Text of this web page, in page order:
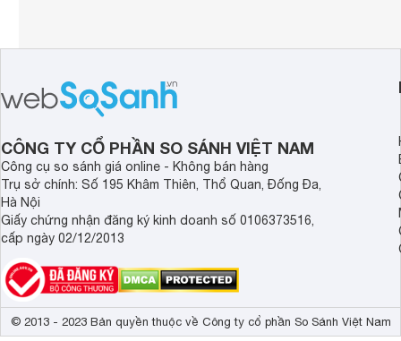
CÔNG TY CỔ PHẦN SO SÁNH VIỆT NAM
Công cụ so sánh giá online - Không bán hàng
Trụ sở chính: Số 195 Khâm Thiên, Thổ Quan, Đống Đa,
Hà Nội
Giấy chứng nhận đăng ký kinh doanh số 0106373516,
cấp ngày 02/12/2013
© 2013 - 2023 Bản quyền thuộc về Công ty cổ phần So Sánh Việt Nam